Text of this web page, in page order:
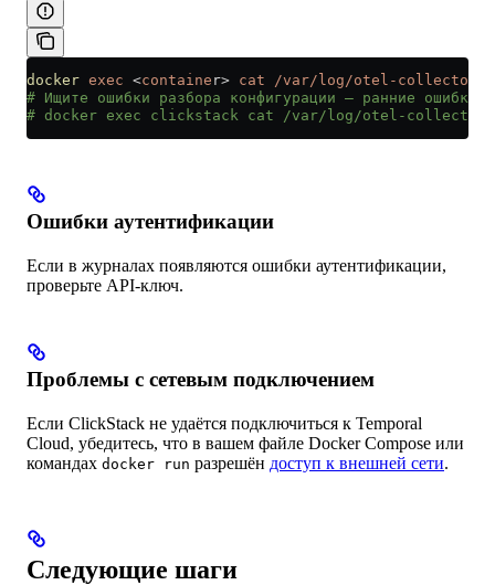
docker exec <containe r> cat /var/log/otel-
# Ищите ошибки разбора конфигурации — ранние
# docker exec clickstack cat /var/log/otel-
Ошибки аутентификации
Если в журналах появляются ошибки аутентификации,
проверьте API-ключ.
Проблемы с сетевым подключением
Если ClickStack не удаётся подключиться к Temporal
Cloud, убедитесь, что в вашем файле Docker Compose или
командах docker run разрешён доступ к внешней сети.
Следующие шаги